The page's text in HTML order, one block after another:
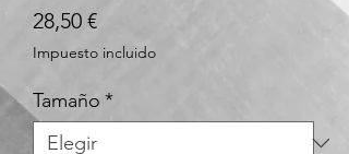
28,50 €Precio
Impuesto incluido
Tamaño *